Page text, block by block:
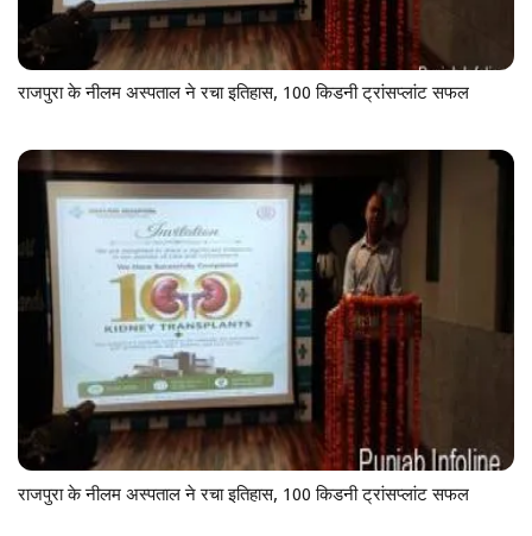
राजपुरा के नीलम अस्पताल ने रचा इतिहास, 100 किडनी ट्रांसप्लांट सफल
राजपुरा के नीलम अस्पताल ने रचा इतिहास, 100 किडनी ट्रांसप्लांट सफल